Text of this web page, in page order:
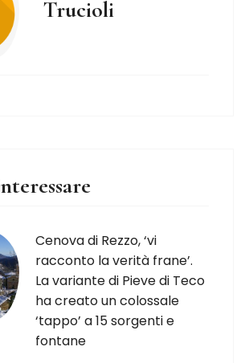
Trucioli
Cenova di Rezzo, ‘vi
racconto la verità frane’.
La variante di Pieve di Teco
ha creato un colossale
‘tappo’ a 15 sorgenti e
fontane